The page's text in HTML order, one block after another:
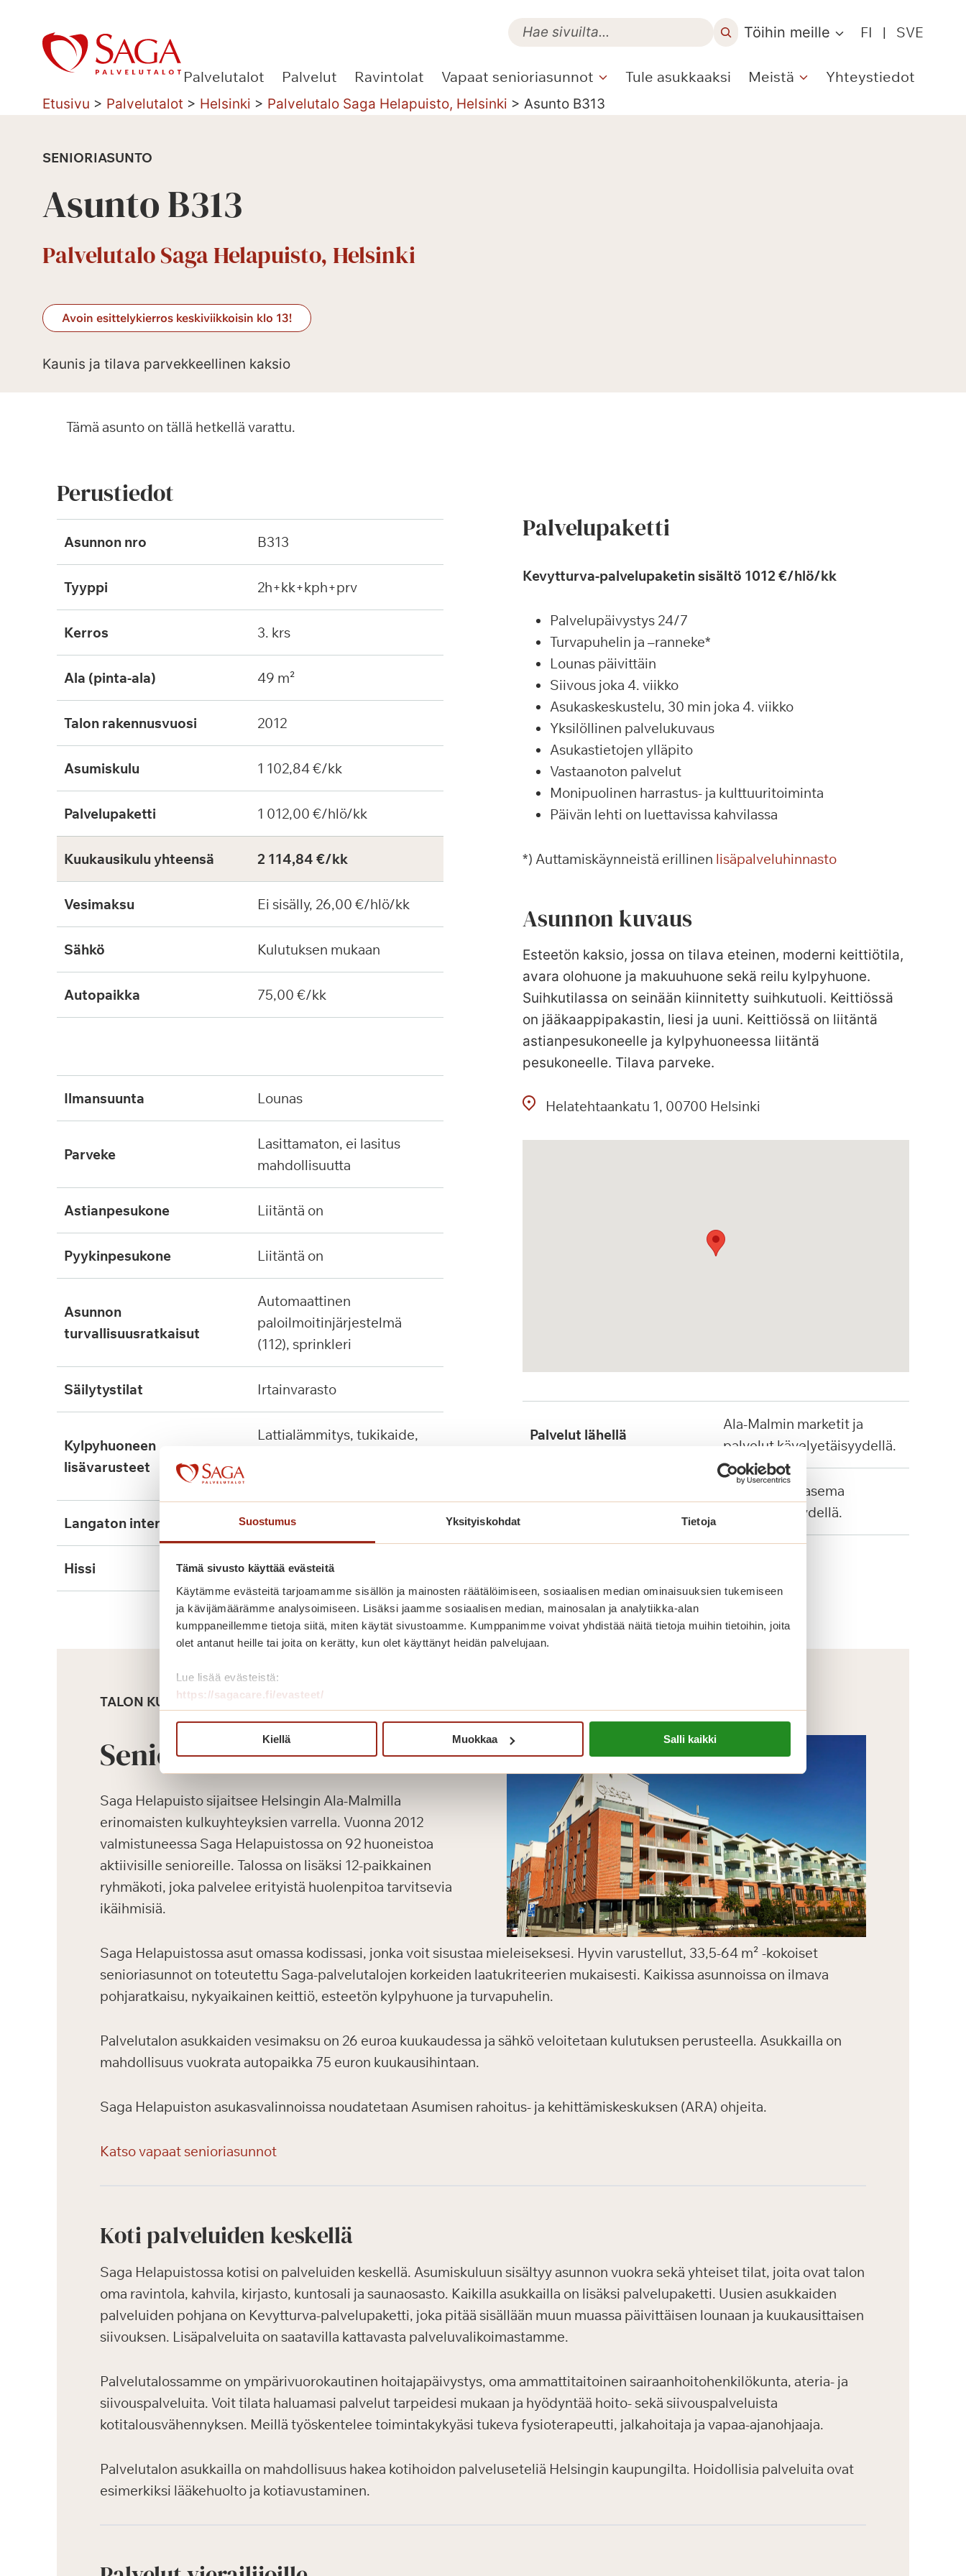
Suostumus Yksityiskohdat Tietoja
Tämä sivusto käyttää evästeitä
Käytämme evästeitä tarjoamamme sisällön ja mainosten räätälöimiseen, sosiaalisen median ominaisuuksien tukemiseen
ja kävijämäärämme analysoimiseen. Lisäksi jaamme sosiaalisen median, mainosalan ja analytiikka-alan
kumppaneillemme tietoja siitä, miten käytät sivustoamme. Kumppanimme voivat yhdistää näitä tietoja muihin tietoihin, joita
olet antanut heille tai joita on kerätty, kun olet käyttänyt heidän palvelujaan.
Lue lisää evästeistä:
https://sagacare.fi/evasteet/
Kiellä Muokkaa Salli kaikki
sisältöön
Töihin meille FI | SVE
Palvelutalot Palvelut Ravintolat Vapaat senioriasunnot Tule asukkaaksi Meistä Yhteystiedot
Etusivu > Palvelutalot > Helsinki > Palvelutalo Saga Helapuisto, Helsinki > Asunto B313
SENIORIASUNTO
Asunto B313
Palvelutalo Saga Helapuisto, Helsinki
Avoin esittelykierros keskiviikkoisin klo 13!
Kaunis ja tilava parvekkeellinen kaksio
Tämä asunto on tällä hetkellä varattu.
Perustiedot
Asunnon nro B313
Tyyppi 2h+kk+kph+prv
Kerros 3. krs
Ala (pinta-ala) 49 m²
Talon rakennusvuosi 2012
Asumiskulu 1 102,84 €/kk
Palvelupaketti 1 012,00 €/hlö/kk
Kuukausikulu yhteensä 2 114,84 €/kk
Vesimaksu Ei sisälly, 26,00 €/hlö/kk
Sähkö Kulutuksen mukaan
Autopaikka 75,00 €/kk
ilmansuunta lounas
parveke
lasittamaton, ei lasitus
mahdollisuutta
astianpesukone liitäntä on
pyykinpesukone liitäntä on
asunnon
turvallisuusratkaisut
automaattinen
paloilmoitinjärjestelmä
(112), sprinkleri
säilytystilat irtainvarasto
kylpyhuoneen
lisävarusteet
lattialämmitys, tukikaide,
langaton internet ei
hissi kyllä, 3kpl
Palvelupaketti
Kevytturva-palvelupaketin sisältö 1012 €/hlö/kk
Palvelupäivystys 24/7
Turvapuhelin ja –ranneke*
Lounas päivittäin
Siivous joka 4. viikko
Asukaskeskustelu, 30 min joka 4. viikko
Yksilöllinen palvelukuvaus
Asukastietojen ylläpito
Vastaanoton palvelut
Monipuolinen harrastus- ja kulttuuritoiminta
Päivän lehti on luettavissa kahvilassa
*) Auttamiskäynneistä erillinen lisäpalveluhinnasto
Asunnon kuvaus
Esteetön kaksio, jossa on tilava eteinen, moderni keittiötila,
avara olohuone ja makuuhuone sekä reilu kylpyhuone.
Suihkutilassa on seinään kiinnitetty suihkutuoli. Keittiössä
on jääkaappipakastin, liesi ja uuni. Keittiössä on liitäntä
astianpesukoneelle ja kylpyhuoneessa liitäntä
pesukoneelle. Tilava parveke.
Helatehtaankatu 1 00700 Helsinki
Palvelut lähellä
Ala-Malmin marketit ja
palvelut kävelyetäisyydellä.
Julkinen liikenne
Malmin juna-asema
kävelyetäisyydellä.
TALON KUVAUS
Senioriasunnot
Saga Helapuisto sijaitsee Helsingin Ala-Malmilla
erinomaisten kulkuyhteyksien varrella. Vuonna 2012
valmistuneessa Saga Helapuistossa on 92 huoneistoa
aktiivisille senioreille. Talossa on lisäksi 12-paikkainen
ryhmäkoti, joka palvelee erityistä huolenpitoa tarvitsevia
ikäihmisiä.
Saga Helapuistossa asut omassa kodissasi, jonka voit sisustaa mieleiseksesi. Hyvin varustellut, 33,5-64 m² -kokoiset
senioriasunnot on toteutettu Saga-palvelutalojen korkeiden laatukriteerien mukaisesti. Kaikissa asunnoissa on ilmava
pohjaratkaisu, nykyaikainen keittiö, esteetön kylpyhuone ja turvapuhelin.
Palvelutalon asukkaiden vesimaksu on 26 euroa kuukaudessa ja sähkö veloitetaan kulutuksen perusteella. Asukkailla on
mahdollisuus vuokrata autopaikka 75 euron kuukausihintaan.
Saga Helapuiston asukasvalinnoissa noudatetaan Asumisen rahoitus- ja kehittämiskeskuksen (ARA) ohjeita.
Katso vapaat senioriasunnot
Koti palveluiden keskellä
Saga Helapuistossa kotisi on palveluiden keskellä. Asumiskuluun sisältyy asunnon vuokra sekä yhteiset tilat, joita ovat talon
oma ravintola, kahvila, kirjasto, kuntosali ja saunaosasto. Kaikilla asukkailla on lisäksi palvelupaketti. Uusien asukkaiden
palveluiden pohjana on Kevytturva-palvelupaketti, joka pitää sisällään muun muassa päivittäisen lounaan ja kuukausittaisen
siivouksen. Lisäpalveluita on saatavilla kattavasta palveluvalikoimastamme.
Palvelutalossamme on ympärivuorokautinen hoitajapäivystys, oma ammattitaitoinen sairaanhoitohenkilökunta, ateria- ja
siivouspalveluita. Voit tilata haluamasi palvelut tarpeidesi mukaan ja hyödyntää hoito- sekä siivouspalveluista
kotitalousvähennyksen. Meillä työskentelee toimintakykyäsi tukeva fysioterapeutti, jalkahoitaja ja vapaa-ajanohjaaja.
Palvelutalon asukkailla on mahdollisuus hakea kotihoidon palveluseteliä Helsingin kaupungilta. Hoidollisia palveluita ovat
esimerkiksi lääkehuolto ja kotiavustaminen.